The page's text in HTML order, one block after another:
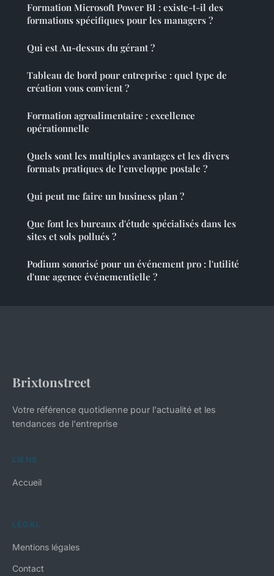
Formation Microsoft Power BI : existe-t-il des
formations spécifiques pour les managers ?
Qui est Au-dessus du gérant ?
Tableau de bord pour entreprise : quel type de
création vous convient ?
Formation agroalimentaire : excellence
opérationnelle
Quels sont les multiples avantages et les divers
formats pratiques de l'enveloppe postale ?
Qui peut me faire un business plan ?
Que font les bureaux d'étude spécialisés dans les
sites et sols pollués ?
Podium sonorisé pour un événement pro : l'utilité
d'une agence événementielle ?
Brixtonstreet
Votre référence quotidienne pour l'actualité et les
tendances de l'entreprise
LIENS
Accueil
LÉGAL
Mentions légales
Contact